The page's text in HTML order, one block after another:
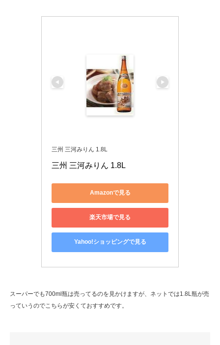
三州 三河みりん 1.8L
三州 三河みりん 1.8L
Amazonで見る
楽天市場で見る
Yahoo!ショッピングで見る
スーパーでも700ml瓶は売ってるのを見かけますが、ネットでは1.8L瓶が売
っていうのでこちらが安くておすすめです。